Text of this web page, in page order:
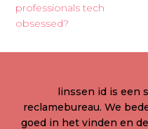
post:
professionals tech
obsessed?
linssen id is een
reclamebureau. We
goed in het vinden en